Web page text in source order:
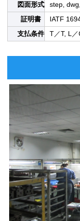
図面形式
step,
証明書
IATF
支払条件
T／T, L